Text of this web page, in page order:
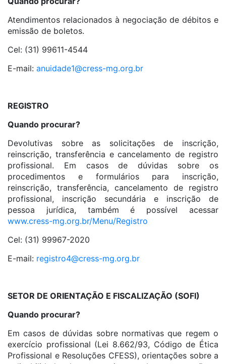
Atendimentos relacionados à negociação de débitos e
emissão de boletos.
Cel: (31) 99611-4544
E-mail: anuidade1@cress-mg.org.br
REGISTRO
Quando procurar?
Devolutivas sobre as solicitações de inscrição,
reinscrição, transferência e cancelamento de registro
profissional. Em casos de dúvidas sobre os
procedimentos e formulários para inscrição,
reinscrição, transferência, cancelamento de registro
profissional, inscrição secundária e inscrição de
pessoa jurídica, também é possível acessar
www.cress-mg.org.br/Menu/Registro
Cel: (31) 99967-2020
E-mail: registro4@cress-mg.org.br
SETOR DE ORIENTAÇÃO E FISCALIZAÇÃO (SOFI)
Quando procurar?
Em casos de dúvidas sobre normativas que regem o
exercício profissional (Lei 8.662/93, Código de Ética
Profissional e Resoluções CFESS), orientações sobre a